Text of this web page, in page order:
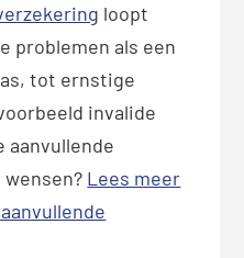
loopt
problemen als een
tot ernstige
invalide
aanvullende
Lees meer